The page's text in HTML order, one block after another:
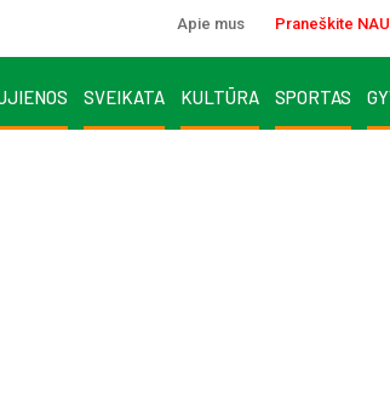
Apie mus Praneškite
SVEIKATA KULTŪRA SPORTAS